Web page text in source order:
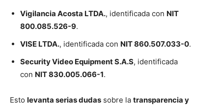
Vigilancia Acosta LTDA., identificada con NIT
800.085.526-9.
VISE LTDA., identificada con NIT 860.507.033-0.
Security Video Equipment S.A.S, identificada
con NIT 830.005.066-1.
Esto levanta serias dudas sobre la transparencia y